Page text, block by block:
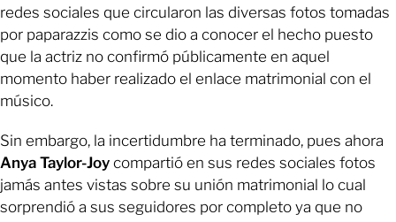
redes sociales que circularon las diversas fotos tomadas
por paparazzis como se dio a conocer el hecho puesto
que la actriz no confirmó públicamente en aquel
momento haber realizado el enlace matrimonial con el
músico.
Sin embargo, la incertidumbre ha terminado, pues ahora
Anya Taylor-Joy compartió en sus redes sociales fotos
jamás antes vistas sobre su unión matrimonial lo cual
sorprendió a sus seguidores por completo ya que no